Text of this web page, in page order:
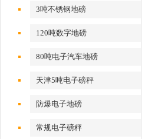
3吨不锈钢地磅
120吨数字地磅
80吨电子汽车地磅
天津5吨电子磅秤
防爆电子地磅
常规电子磅秤